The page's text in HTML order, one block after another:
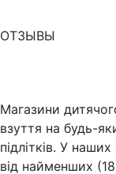
ОТЗЫВЫ
Магазини
взуття на будь-
підлітків. У
від найменших (18